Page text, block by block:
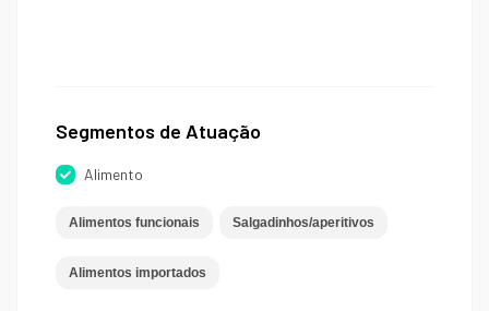
Segmentos de Atuação
Alimento
Alimentos funcionais Salgadinhos/aperitivos
Alimentos importados